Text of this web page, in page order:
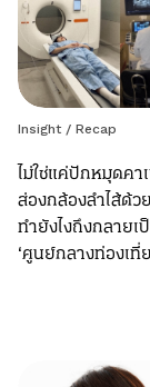
Insight / Recap
ไม่ใช่แค่ปักหมุดคา
ส่องกล้องลำไส้ด้ว
ทำยังไงถึงกลายเ
‘ศูนย์กลางท่องเที่